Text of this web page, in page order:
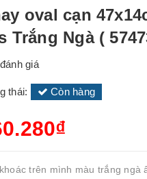
oval cạn
Trắng Ngà (
giá
thái: Còn hàng
khoác trên mình màu trắng ngà